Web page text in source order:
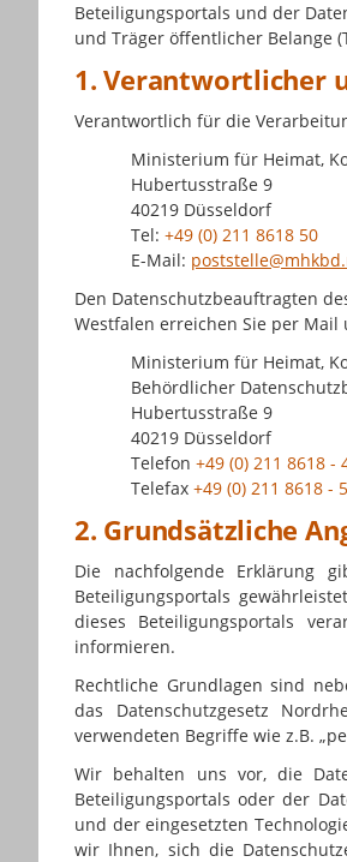
Beteiligungsportals und der
und Träger öffentlicher Belange
1. Verantwortlicher
Verantwortlich für die
Ministerium für Heimat,
Hubertusstraße 9
40219 Düsseldorf
Tel: +49 (0) 211 8618 50
E-Mail:
Den Datenschutzbeauftragten
Westfalen erreichen Sie per Mail
Ministerium für Heimat,
Behördlicher
Hubertusstraße 9
40219 Düsseldorf
Telefon +49 (0) 211 8618 -
Telefax +49 (0) 211 8618 -
2. Grundsätzliche
Die nachfolgende Erklärung
Beteiligungsportals
dieses Beteiligungsportals
informieren.
Rechtliche Grundlagen sind
das Datenschutzgesetz
verwendeten Begriffe wie z.B.
Wir behalten uns vor, die
Beteiligungsportals oder der
und der eingesetzten
wir Ihnen, sich die